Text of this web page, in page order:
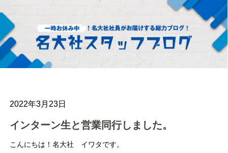
2022年3月23日
インターン生と営業同行しました。
こんにちは！名大社 イワタです。